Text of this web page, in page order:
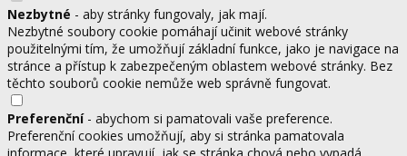
Nezbytné - aby stránky fungovaly, jak mají.
Nezbytné soubory cookie pomáhají učinit webové stránky
použitelnými tím, že umožňují základní funkce, jako je navigace na
stránce a přístup k zabezpečeným oblastem webové stránky. Bez
těchto souborů cookie nemůže web správně fungovat.
Preferenční- abychom si pamatovali vaše preference.
Preferenční cookies umožňují, aby si stránka pamatovala